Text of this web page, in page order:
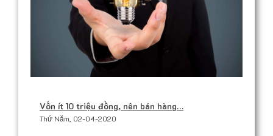
Vốn ít 10 triệu đồng, nên bán hàng…
Thứ Năm, 02-04-2020